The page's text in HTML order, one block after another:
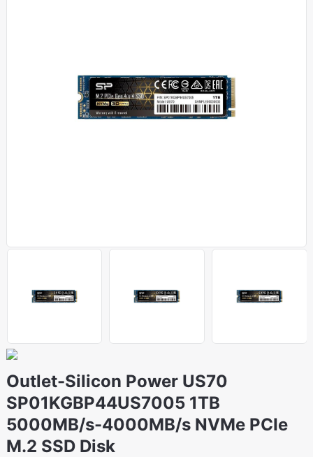
Outlet-Silicon Power US70
SP01KGBP44US7005 1TB
5000MB/s-4000MB/s NVMe PCIe
M.2 SSD Disk